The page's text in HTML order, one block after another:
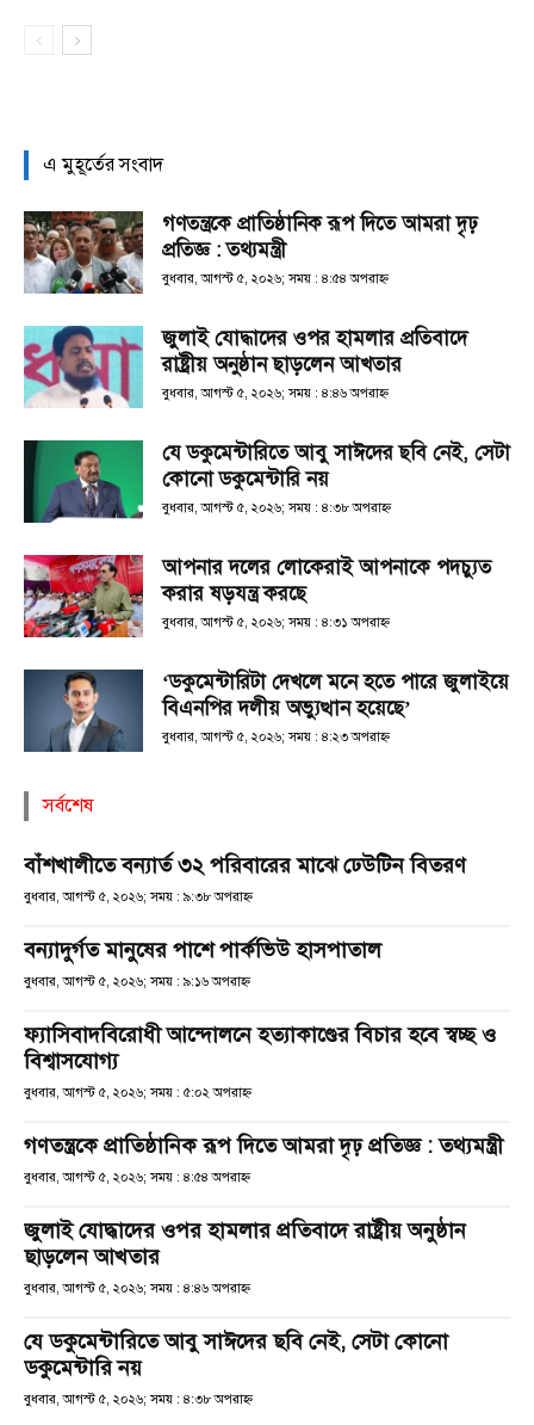
এ মুহূর্তের সংবাদ
গণতন্ত্রকে প্রাতিষ্ঠানিক রূপ দিতে আমরা দৃঢ়
প্রতিজ্ঞ : তথ্যমন্ত্রী
বুধবার, আগস্ট ৫, ২০২৬; সময় : ৪:৫৪ অপরাহ্ণ
জুলাই যোদ্ধাদের ওপর হামলার প্রতিবাদে
রাষ্ট্রীয় অনুষ্ঠান ছাড়লেন আখতার
বুধবার, আগস্ট ৫, ২০২৬; সময় : ৪:৪৬ অপরাহ্ণ
যে ডকুমেন্টারিতে আবু সাঈদের ছবি নেই, সেটা
কোনো ডকুমেন্টারি নয়
বুধবার, আগস্ট ৫, ২০২৬; সময় : ৪:৩৮ অপরাহ্ণ
আপনার দলের লোকেরাই আপনাকে পদচ্যুত
করার ষড়যন্ত্র করছে
বুধবার, আগস্ট ৫, ২০২৬; সময় : ৪:৩১ অপরাহ্ণ
‘ডকুমেন্টারিটা দেখলে মনে হতে পারে জুলাইয়ে
বিএনপির দলীয় অভ্যুত্থান হয়েছে’
বুধবার, আগস্ট ৫, ২০২৬; সময় : ৪:২৩ অপরাহ্ণ
সর্বশেষ
বাঁশখালীতে বন্যার্ত ৩২ পরিবারের মাঝে ঢেউটিন বিতরণ
বুধবার, আগস্ট ৫, ২০২৬; সময় : ৯:৩৮ অপরাহ্ণ
বন্যাদুর্গত মানুষের পাশে পার্কভিউ হাসপাতাল
বুধবার, আগস্ট ৫, ২০২৬; সময় : ৯:১৬ অপরাহ্ণ
ফ্যাসিবাদবিরোধী আন্দোলনে হত্যাকাণ্ডের বিচার হবে স্বচ্ছ ও
বিশ্বাসযোগ্য
বুধবার, আগস্ট ৫, ২০২৬; সময় : ৫:০২ অপরাহ্ণ
গণতন্ত্রকে প্রাতিষ্ঠানিক রূপ দিতে আমরা দৃঢ় প্রতিজ্ঞ : তথ্যমন্ত্রী
বুধবার, আগস্ট ৫, ২০২৬; সময় : ৪:৫৪ অপরাহ্ণ
জুলাই যোদ্ধাদের ওপর হামলার প্রতিবাদে রাষ্ট্রীয় অনুষ্ঠান
ছাড়লেন আখতার
বুধবার, আগস্ট ৫, ২০২৬; সময় : ৪:৪৬ অপরাহ্ণ
যে ডকুমেন্টারিতে আবু সাঈদের ছবি নেই, সেটা কোনো
ডকুমেন্টারি নয়
বুধবার, আগস্ট ৫, ২০২৬; সময় : ৪:৩৮ অপরাহ্ণ